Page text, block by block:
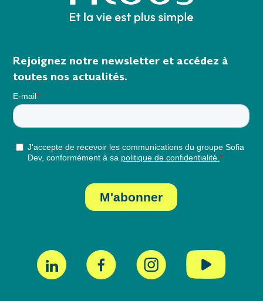
Rejoignez notre newsletter et accédez à
toutes nos actualités.